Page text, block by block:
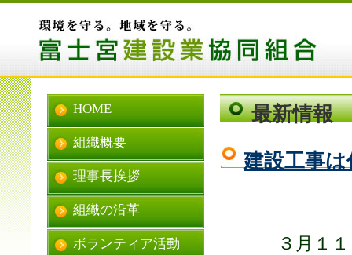
HOME
組織概要
理事長挨拶
組織の沿革
ボランティア活動
最新情報
建設工事
３月１１